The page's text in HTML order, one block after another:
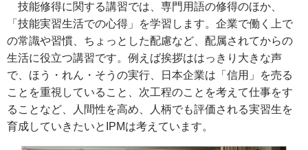
技能修得に関する講習では、専門用語の修得のほか、
「技能実習生活での心得」を学習します。企業で働く上で
の常識や習慣、ちょっとした配慮など、配属されてからの
生活に役立つ講習です。例えば挨拶ははっきり大きな声
で、ほう・れん・そうの実行、日本企業は「信用」を売る
ことを重視していること、次工程のことを考えて仕事をす
ることなど、人間性を高め、人柄でも評価される実習生を
育成していきたいとIPMは考えています。